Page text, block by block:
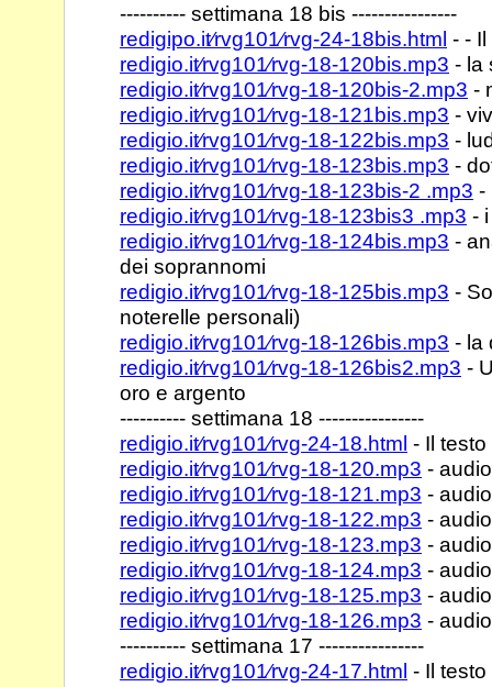
---------- settimana 18 bis ----------------
redigipo.it⁄rvg101⁄rvg-24-18bis.html - -
redigio.it⁄rvg101⁄rvg-18-120bis.mp3 - la
redigio.it⁄rvg101⁄rvg-18-120bis-2.mp3 -
redigio.it⁄rvg101⁄rvg-18-121bis.mp3 -
redigio.it⁄rvg101⁄rvg-18-122bis.mp3 -
redigio.it⁄rvg101⁄rvg-18-123bis.mp3 -
redigio.it⁄rvg101⁄rvg-18-123bis-2 .mp3 -
redigio.it⁄rvg101⁄rvg-18-123bis3 .mp3 -
redigio.it⁄rvg101⁄rvg-18-124bis.mp3 -
dei soprannomi
redigio.it⁄rvg101⁄rvg-18-125bis.mp3 -
noterelle personali)
redigio.it⁄rvg101⁄rvg-18-126bis.mp3 - la
redigio.it⁄rvg101⁄rvg-18-126bis2.mp3 -
oro e argento
---------- settimana 18 ----------------
redigio.it⁄rvg101⁄rvg-24-18.html - Il
redigio.it⁄rvg101⁄rvg-18-120.mp3 -
redigio.it⁄rvg101⁄rvg-18-121.mp3 -
redigio.it⁄rvg101⁄rvg-18-122.mp3 -
redigio.it⁄rvg101⁄rvg-18-123.mp3 -
redigio.it⁄rvg101⁄rvg-18-124.mp3 -
redigio.it⁄rvg101⁄rvg-18-125.mp3 -
redigio.it⁄rvg101⁄rvg-18-126.mp3 -
---------- settimana 17 ----------------
redigio.it⁄rvg101⁄rvg-24-17.html - Il